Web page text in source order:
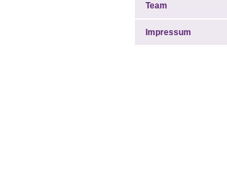
Team
Impressum